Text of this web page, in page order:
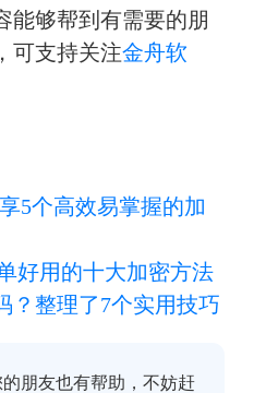
能够帮到有需要的朋
可支持关注金舟软
5个高效易掌握的加
好用的十大加密方法
？整理了7个实用技巧
朋友也有帮助，不妨赶